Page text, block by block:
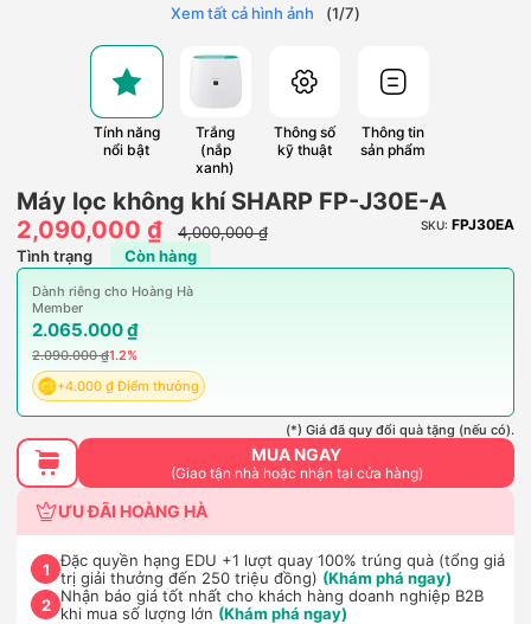
Xem tất cả hình ảnh (1/7)
Tính năng
nổi bật
Trắng
(nắp
xanh)
Thông số
kỹ thuật
Thông tin
sản phẩm
Máy lọc không khí SHARP FP-J30E-A
2,090,000 ₫
4,000,000 ₫ SKU: FPJ30EA
Tình trạng Còn hàng
Dành riêng cho Hoàng Hà
Member
2.065.000 ₫
2.090.000 ₫1.2%
+4.000 ₫ Điểm thưởng
(*) Giá đã quy đổi quà tặng (nếu có).
MUA NGAY
(Giao tận nhà hoặc nhận tại cửa hàng)
ƯU ĐÃI HOÀNG HÀ
1
Đặc quyền hạng EDU +1 lượt quay 100% trúng quà (tổng giá
trị giải thưởng đến 250 triệu đồng) (Khám phá ngay)
2 Nhận báo giá tốt nhất cho khách hàng doanh nghiệp B2B
khi mua số lượng lớn (Khám phá ngay)